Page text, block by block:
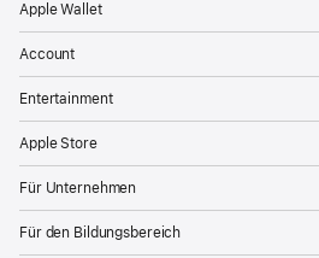
Apple Wallet
Account
Entertainment
Apple Store
Für Unternehmen
Für den Bildungsbereich